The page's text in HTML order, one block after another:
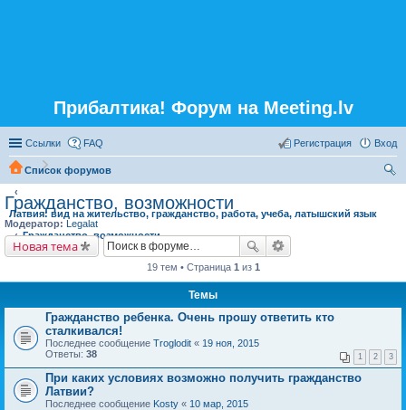
Прибалтика! Форум на Meeting.lv
Ссылки FAQ Вход
Регистрация
Список форумов
Латвия: вид на жительство, гражданство, работа, учеба, латышский язык
Гражданство, возможности
Гражданство, возможности
Модератор: Legalat
Новая тема
19 тем • Страница 1 из 1
Темы
Гражданство ребенка. Очень прошу ответить кто
сталкивался!
Последнее сообщение Troglodit « 19 ноя, 2015
Ответы: 38 1 2 3
При каких условиях возможно получить гражданство
Латвии?
Последнее сообщение Kosty « 10 мар, 2015